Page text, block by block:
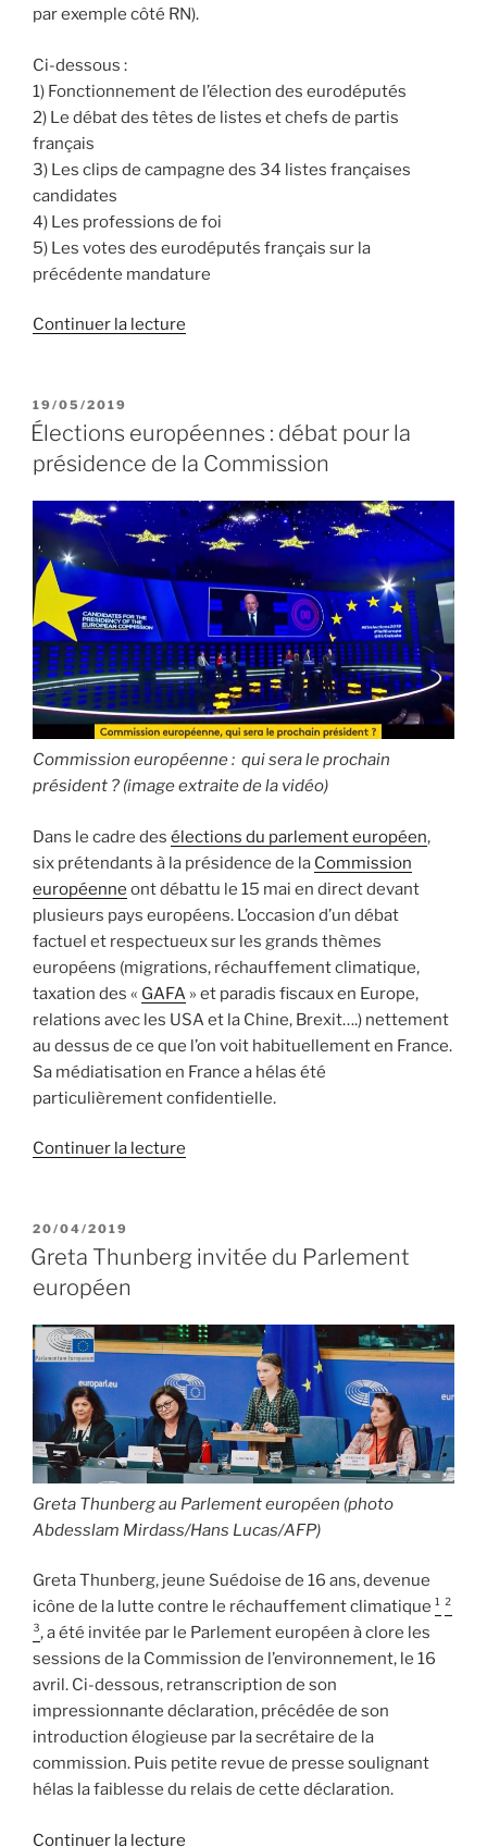
par exemple côté RN).
Ci-dessous :
1) Fonctionnement de l’élection des eurodéputés
2) Le débat des têtes de listes et chefs de partis
français
3) Les clips de campagne des 34 listes françaises
candidates
4) Les professions de foi
5) Les votes des eurodéputés français sur la
précédente mandature
Continuer la lecture
forger
son
PUBLIÉ
LE
19/05/2019
Élections européennes : débat pour la
présidence de la Commission
Commission européenne : qui sera le prochain
président ? (image extraite de la vidéo)
Dans le cadre des élections du parlement européen,
six prétendants à la présidence de la Commission
européenne ont débattu le 15 mai en direct devant
plusieurs pays européens. L’occasion d’un débat
factuel et respectueux sur les grands thèmes
européens (migrations, réchauffement climatique,
taxation des « GAFA » et paradis fiscaux en Europe,
relations avec les USA et la Chine, Brexit….) nettement
au dessus de ce que l’on voit habituellement en France.
Sa médiatisation en France a hélas été
particulièrement confidentielle.
Continuer la lecture
débat
présidence
de
la
Commission »
PUBLIÉ
LE
20/04/2019
Greta Thunberg invitée du Parlement
européen
Greta Thunberg au Parlement européen (photo
Abdesslam Mirdass/Hans Lucas/AFP)
Greta Thunberg, jeune Suédoise de 16 ans, devenue
icône de la lutte contre le réchauffement climatique ¹ ²
³, a été invitée par le Parlement européen à clore les
sessions de la Commission de l’environnement, le 16
avril. Ci-dessous, retranscription de son
impressionnante déclaration, précédée de son
introduction élogieuse par la secrétaire de la
commission. Puis petite revue de presse soulignant
hélas la faiblesse du relais de cette déclaration.
Continuer la lecture